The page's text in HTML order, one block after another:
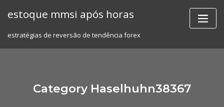
estoque mmsi após horas
estratégias de reversão de tendência forex
Category Haselhuhn38367